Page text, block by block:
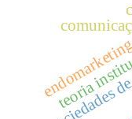
teoria